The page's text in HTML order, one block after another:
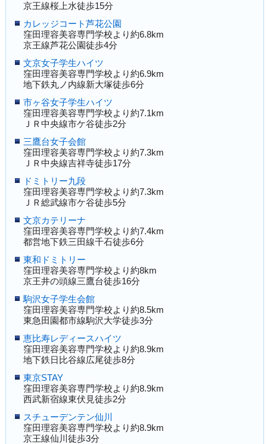
京王線桜上水徒歩15分
カレッジコート芦花公園
窪田理容美容専門学校より約6.8km
京王線芦花公園徒歩4分
文京女子学生ハイツ
窪田理容美容専門学校より約6.9km
地下鉄丸ノ内線新大塚徒歩6分
市ヶ谷女子学生ハイツ
窪田理容美容専門学校より約7.1km
ＪＲ中央線市ケ谷徒歩2分
三鷹台女子会館
窪田理容美容専門学校より約7.3km
ＪＲ中央線吉祥寺徒歩17分
ドミトリー九段
窪田理容美容専門学校より約7.3km
ＪＲ総武線市ケ谷徒歩5分
文京カテリーナ
窪田理容美容専門学校より約7.4km
都営地下鉄三田線千石徒歩6分
東和ドミトリー
窪田理容美容専門学校より約8km
京王井の頭線三鷹台徒歩16分
駒沢女子学生会館
窪田理容美容専門学校より約8.5km
東急田園都市線駒沢大学徒歩3分
恵比寿レディースハイツ
窪田理容美容専門学校より約8.9km
地下鉄日比谷線広尾徒歩8分
東京STAY
窪田理容美容専門学校より約8.9km
西武新宿線東伏見徒歩2分
スチューデンテン仙川
窪田理容美容専門学校より約8.9km
京王線仙川徒歩3分